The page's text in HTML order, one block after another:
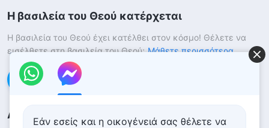
Η βασιλεία του Θεού κατέρχεται
Η βασιλεία του Θεού έχει κατέλθει στον κόσμο! Θέλετε να
εισέλθετε στη βασιλεία του Θεού; Μάθετε περισσότερα
Επικοινωνήστε μαζί μας μέσω Messenger
Ακολουθήστε μας
Εάν εσείς και η οικογένειά σας θέλετε να